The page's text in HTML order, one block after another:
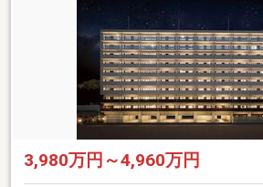
3,980万円～4,960万円